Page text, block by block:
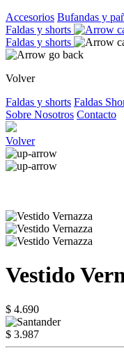
Accesorios Bufandas y
Faldas y shorts
Faldas y shorts
Volver
Faldas y shorts Faldas
Sobre Nosotros Contacto
Volver
Vestido
$ 4.690
$ 3.987